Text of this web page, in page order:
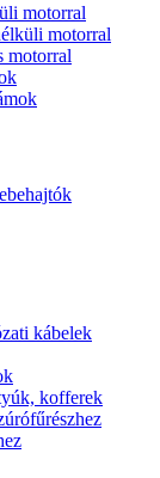
motorral
motorral
motorral
kábelek
kofferek